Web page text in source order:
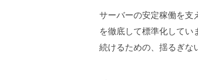
サーバーの安定稼働を支
を徹底して標準化してい
続けるための、揺るぎな